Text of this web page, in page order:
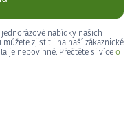
nabídky našich
zjistit i na naší zákaznické
je nepovinné. Přečtěte si více o